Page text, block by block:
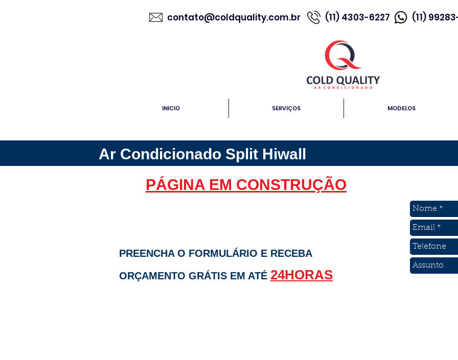
contato@coldquality.com.br (11) 4303-6227 (11)
INICIO SERVIÇOS MODELOS
Ar Condicionado Split Hiwall
PÁGINA EM CONSTRUÇÃO
PREENCHA O FORMULÁRIO E RECEBA
ORÇAMENTO GRÁTIS EM ATÉ 24HORAS